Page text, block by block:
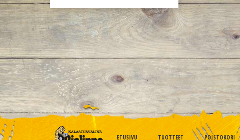
ETUSIVU TUOTTEET POISTOKORI